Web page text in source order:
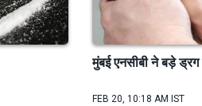
मुंबई एनसीबी ने बड़े
FEB 20, 10:18 AM IST